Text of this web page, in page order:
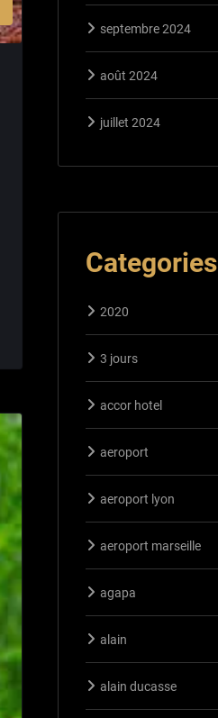
septembre 2024
août 2024
juillet 2024
Categories
2020
3 jours
accor hotel
aeroport
aeroport lyon
aeroport marseille
agapa
alain
alain ducasse